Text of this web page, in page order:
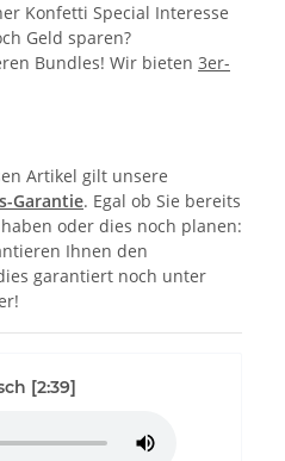
Konfetti Special Interesse
Geld sparen?
Bundles! Wir bieten 3er-
Artikel gilt unsere
Garantie. Egal ob Sie bereits
oder dies noch planen:
Ihnen den
garantiert noch unter
[2:39]